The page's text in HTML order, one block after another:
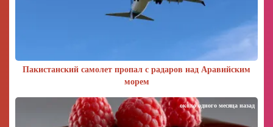
Пакистанский самолет пропал с радаров над Аравийским
морем
около одного месяца назад